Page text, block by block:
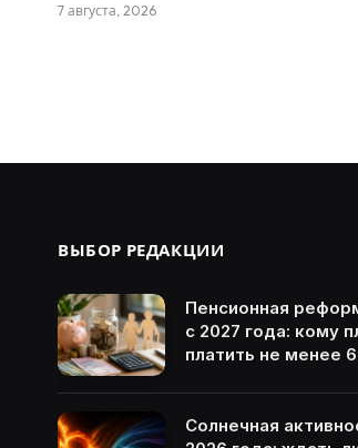
7 августа, 2026
ВЫБОР РЕДАКЦИИ
Пенсионная
с 2027 года: кому
платить не менее
Солнечная